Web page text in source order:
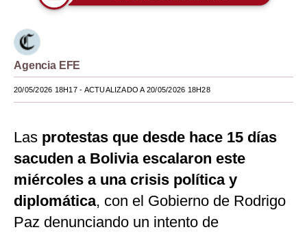
EEUU
México
Tecnología
Club del Suscriptor
Mix
Agencia EFE
20/05/2026 18H17- ACTUALIZADO A 20/05/2026 18H28
Las protestas que desde hace 15 días
sacuden a Bolivia escalaron este
miércoles a una crisis política y
diplomática, con el Gobierno de Rodrigo
Paz denunciando un intento de